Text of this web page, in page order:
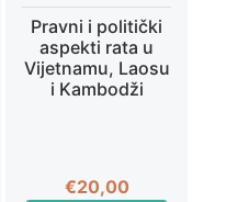
Pravni i politički
aspekti rata u
Vijetnamu, Laosu
i Kambodži
€20,00